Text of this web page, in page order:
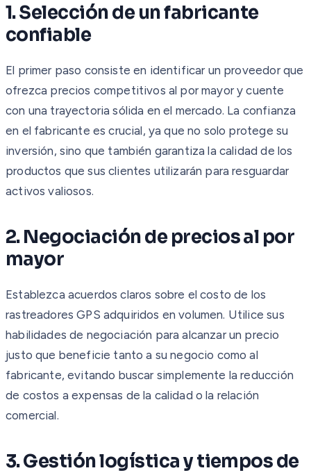
1. Selección de un fabricante
confiable
El primer paso consiste en identificar un proveedor que
ofrezca precios competitivos al por mayor y cuente
con una trayectoria sólida en el mercado. La confianza
en el fabricante es crucial, ya que no solo protege su
inversión, sino que también garantiza la calidad de los
productos que sus clientes utilizarán para resguardar
activos valiosos.
2. Negociación de precios al por
mayor
Establezca acuerdos claros sobre el costo de los
rastreadores GPS adquiridos en volumen. Utilice sus
habilidades de negociación para alcanzar un precio
justo que beneficie tanto a su negocio como al
fabricante, evitando buscar simplemente la reducción
de costos a expensas de la calidad o la relación
comercial.
3. Gestión logística y tiempos de